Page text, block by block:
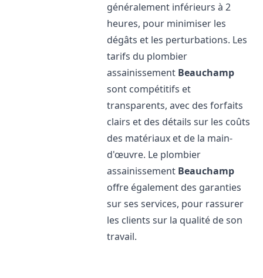
généralement inférieurs à 2
heures, pour minimiser les
dégâts et les perturbations. Les
tarifs du plombier
assainissement Beauchamp
sont compétitifs et
transparents, avec des forfaits
clairs et des détails sur les coûts
des matériaux et de la main-
d'œuvre. Le plombier
assainissement Beauchamp
offre également des garanties
sur ses services, pour rassurer
les clients sur la qualité de son
travail.